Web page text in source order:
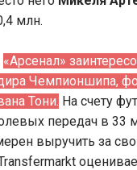
млн.
«Арсенал»
Чемпионшипа,
Тони. На счету
передач в 33
выручить за